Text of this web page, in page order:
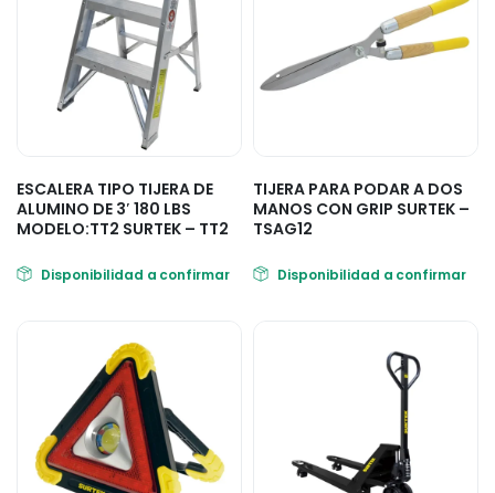
ESCALERA TIPO TIJERA DE
ALUMINO DE 3′ 180 LBS
MODELO:TT2 SURTEK – TT2
Disponibilidad a confirmar
TIJERA PARA PODAR A DOS
MANOS CON GRIP SURTEK –
TSAG12
Disponibilidad a confirmar